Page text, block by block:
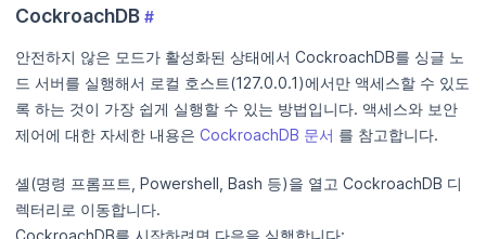
CockroachDB #
안전하지 않은 모드가 활성화된 상태에서 CockroachDB를 싱글 노
드 서버를 실행해서 로컬 호스트(127.0.0.1)에서만 액세스할 수 있도
록 하는 것이 가장 쉽게 실행할 수 있는 방법입니다. 액세스와 보안
제어에 대한 자세한 내용은 CockroachDB 문서 를 참고합니다.
셸(명령 프롬프트, Powershell, Bash 등)을 열고 CockroachDB 디
렉터리로 이동합니다.
CockroachDB를 시작하려면 다음을 실행합니다: